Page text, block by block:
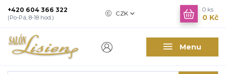
Menu
CZK
+420 604 366 322
(Po-Pá, 8-18 hod.)
0 ks
0 Kč